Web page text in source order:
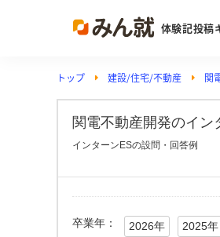
体験記投稿
トップ 建設/住宅/不動産 関
関電不動産開発のイン
インターンESの設問・回答例
卒業年： 2026年 2025年